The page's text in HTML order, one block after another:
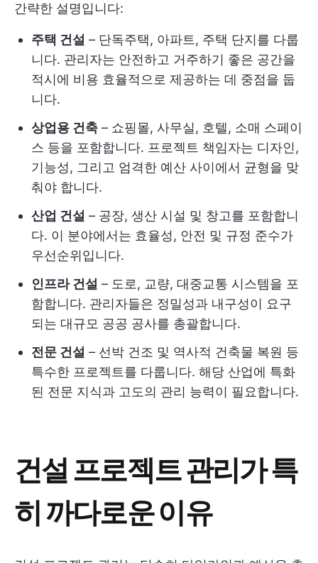
간략한 설명입니다:
주택 건설 – 단독주택, 아파트, 주택 단지를 다룹
니다. 관리자는 안전하고 거주하기 좋은 공간을
적시에 비용 효율적으로 제공하는 데 중점을 둡
니다.
상업용 건축 – 쇼핑몰, 사무실, 호텔, 소매 스페이
스 등을 포함합니다. 프로젝트 책임자는 디자인,
기능성, 그리고 엄격한 예산 사이에서 균형을 맞
춰야 합니다.
산업 건설 – 공장, 생산 시설 및 창고를 포함합니
다. 이 분야에서는 효율성, 안전 및 규정 준수가
우선순위입니다.
인프라 건설 – 도로, 교량, 대중교통 시스템을 포
함합니다. 관리자들은 정밀성과 내구성이 요구
되는 대규모 공공 공사를 총괄합니다.
전문 건설 – 선박 건조 및 역사적 건축물 복원 등
특수한 프로젝트를 다룹니다. 해당 산업에 특화
된 전문 지식과 고도의 관리 능력이 필요합니다.
건설 프로젝트 관리가 특
히 까다로운 이유